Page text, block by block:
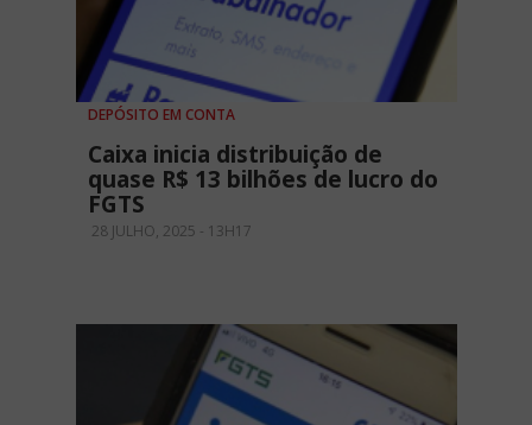
DEPÓSITO EM CONTA
Caixa inicia distribuição de
quase R$ 13 bilhões de lucro do
FGTS
28 JULHO, 2025 - 13H17